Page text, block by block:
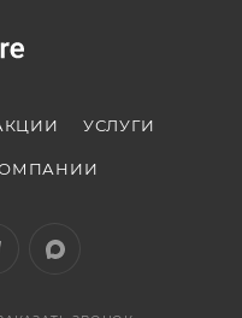
УСЛУГИ